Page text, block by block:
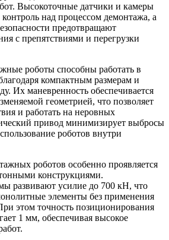
Высокоточные датчики и камеры
над процессом демонтажа, а
предотвращают
с препятствиями и перегрузки
роботы способны работать в
компактным размерам и
Их маневренность обеспечивается
геометрией, что позволяет
и работать на неровных
привод минимизирует выбросы
роботов внутри
роботов особенно проявляется
конструкциями.
развивают усилие до 700 кН, что
элементы без применения
этом точность позиционирования
1 мм, обеспечивая высокое